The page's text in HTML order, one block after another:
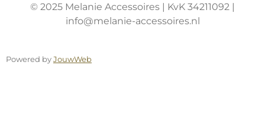
© 2025 Melanie Accessoires | KvK 34211092 |
info@melanie-accessoires.nl
Powered byJouwWeb